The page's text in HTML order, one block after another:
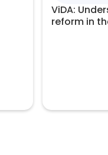
ViDA:
reform in